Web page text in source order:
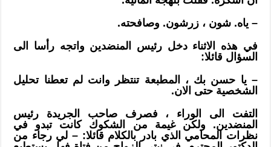
– ياه. شون ، زرشون. وصافحته.
في هذه الاثناء دخل رئيس المنضدين واتجه رأسا الى
السؤال قائلا:
– يا حسن بك ، المطبعة تنتظر وانت لم تعطنا تحليل
الشخصية حتى الان.
التفت الى الوراء ، فصرف صاحب الجريدة رئيس
المنضدين. ولكن غيمة من الشكوك كانت تبدو في
نظرات المحامي الذي بادر بالكلام قائلا: – لي رجاء من